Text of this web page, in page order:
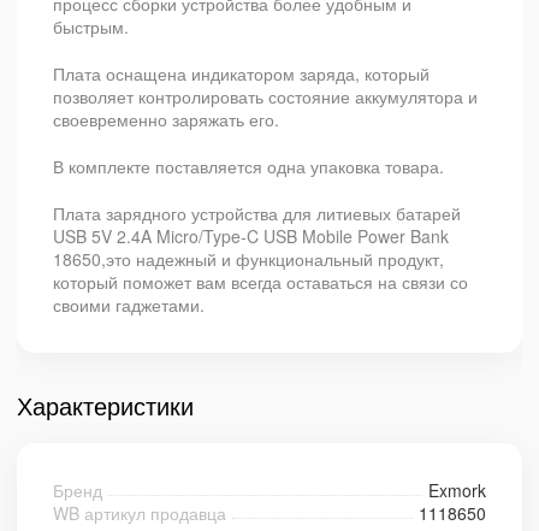
быстрым.
Плата оснащена индикатором заряда, который
позволяет контролировать состояние аккумулятора и
своевременно заряжать его.
В комплекте поставляется одна упаковка товара.
Плата зарядного устройства для литиевых батарей
USB 5V 2.4A Micro/Type-C USB Mobile Power Bank
18650,это надежный и функциональный продукт,
который поможет вам всегда оставаться на связи со
своими гаджетами.
Характеристики
Бренд
Exmork
WB артикул продавца
1118650